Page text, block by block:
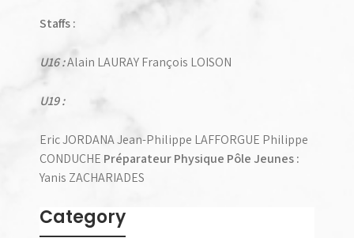
Staffs :
U16 :Alain LAURAY François LOISON
U19 :
Eric JORDANA Jean-Philippe LAFFORGUE Philippe
CONDUCHE Préparateur Physique Pôle Jeunes :
Yanis ZACHARIADES
Category